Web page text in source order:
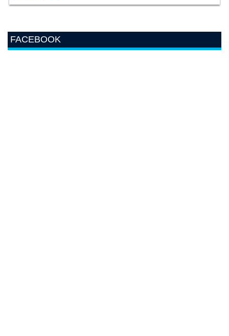
FACEBOOK